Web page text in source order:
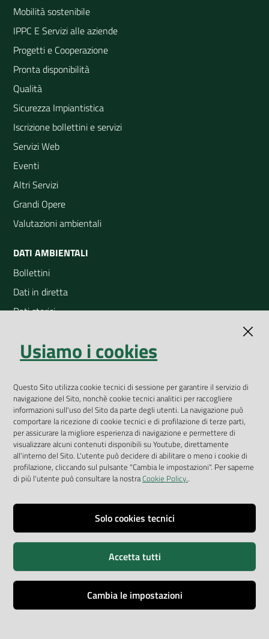
Mobilità sostenibile
IPPC E Servizi alle aziende
Progetti e Cooperazione
Pronta disponibilità
Qualità
Sicurezza Impiantistica
Iscrizione bollettini e servizi
Servizi Web
Eventi
Altri Servizi
Grandi Opere
Valutazioni ambientali
DATI AMBIENTALI
Bollettini
Dati in diretta
Dati storici
Open Data
App Arpav
Rapporti regionali annuali
Le Infografiche
Dispenser dati
Vai alla pagina
Privacy
Accessibilità
Credits
Usiamo i cookies
Questo Sito utilizza cookie tecnici di sessione per garantire il servizio di
navigazione del Sito, nonchè cookie tecnici analitici per raccogliere
informazioni sull'uso del Sito da parte degli utenti. La navigazione può
comportare la ricezione di cookie tecnici e di profilazione di terze parti,
per assicurare la migliore esperienza di navigazione e permettere di
visualizzare alcuni contenuti disponibili su Youtube, direttamente
all'interno del Sito. L'utente può decidere di abilitare o meno i cookie di
profilazione, cliccando sul pulsante "Cambia le impostazioni". Per saperne
di più l'utente può consultare la nostraCookie Policy..
Solo cookies tecnici
Accetta tutti
Cambia le impostazioni